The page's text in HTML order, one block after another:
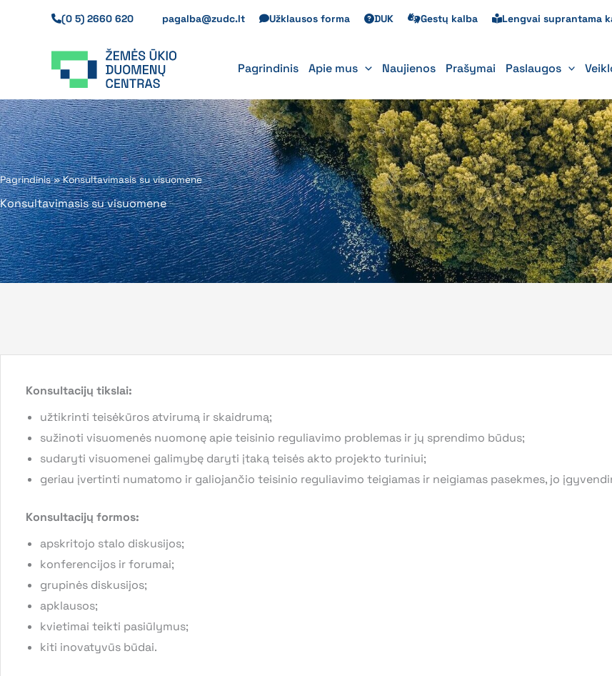
(0 5) 2660 620 pagalba@zudc.lt Užklausos forma DUK Gestų kalba Lengvai suprantama
Pagrindinis Apie mus Naujienos Prašymai Paslaugos
Pagrindinis»Konsultavimasis su visuomene
Konsultavimasis su visuomene
Konsultacijų tikslai:
užtikrinti teisėkūros atvirumą ir skaidrumą;
sužinoti visuomenės nuomonę apie teisinio reguliavimo problemas ir jų sprendimo būdus;
sudaryti visuomenei galimybę daryti įtaką teisės akto projekto turiniui;
geriau įvertinti numatomo ir galiojančio teisinio reguliavimo teigiamas ir neigiamas pasekmes, jo
Konsultacijų formos:
apskritojo stalo diskusijos;
konferencijos ir forumai;
grupinės diskusijos;
apklausos;
kvietimai teikti pasiūlymus;
kiti inovatyvūs būdai.